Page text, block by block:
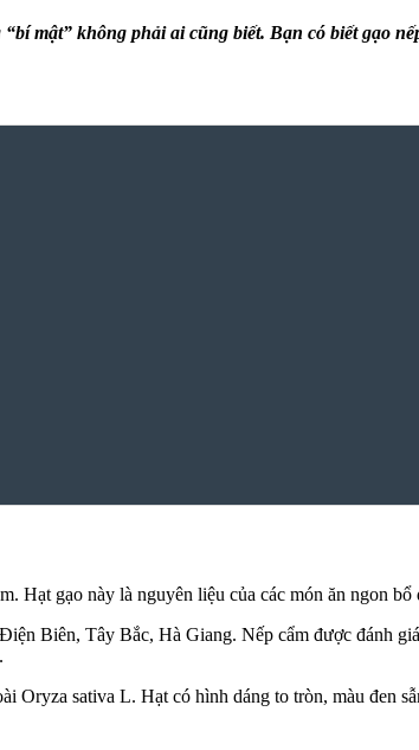
mật” không phải ai cũng biết. Bạn có biếtgạo
Hạt gạo này là nguyên liệu của các món ăn ngon
Biên, Tây Bắc, Hà Giang. Nếp cẩm được đánh
Oryza sativa L. Hạtcó hình dáng to tròn, màu đen